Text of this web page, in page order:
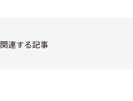
関連する記事